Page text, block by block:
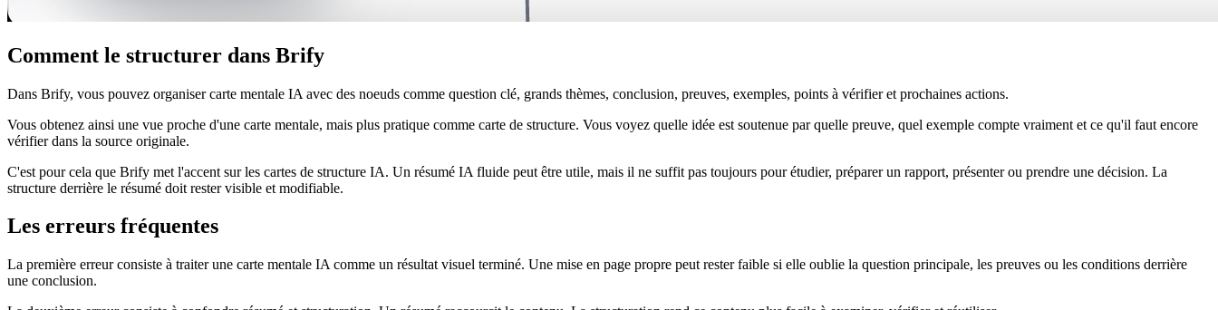
Comment le structurer dans Brify
Dans Brify, vous pouvez organiser carte mentale IA avec des noeuds comme question clé, grands thèmes, conclusion, preuves, exemples, points à vérifier et prochaines actions.
Vous obtenez ainsi une vue proche d'une carte mentale, mais plus pratique comme carte de structure. Vous voyez quelle idée est soutenue par quelle preuve, quel exemple compte vraiment et ce qu'il faut encore
vérifier dans la source originale.
C'est pour cela que Brify met l'accent sur les cartes de structure IA. Un résumé IA fluide peut être utile, mais il ne suffit pas toujours pour étudier, préparer un rapport, présenter ou prendre une décision. La
structure derrière le résumé doit rester visible et modifiable.
Les erreurs fréquentes
La première erreur consiste à traiter une carte mentale IA comme un résultat visuel terminé. Une mise en page propre peut rester faible si elle oublie la question principale, les preuves ou les conditions derrière
une conclusion.